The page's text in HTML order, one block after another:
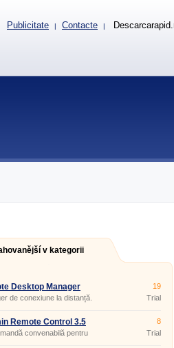
v kategorii
Desktop Manager
de conexiune la distanță.
19
Trial
Remote Control 3.5
convenabilă pentru
8
Trial
Publicitate | Contacte |